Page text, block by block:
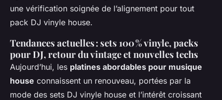
une vérification soignée de l’alignement pour tout
pack DJ vinyle house.
Tendances actuelles : sets 100 % vinyle, packs
pour DJ, retour du vintage et nouvelles techs
Aujourd’hui, les platines abordables pour musique
house connaissent un renouveau, portées par la
mode des sets DJ vinyle house et l’intérêt croissant